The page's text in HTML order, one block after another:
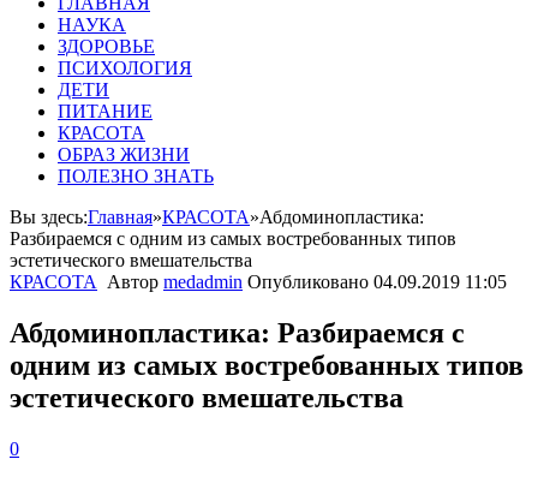
НАУКА
ЗДОРОВЬЕ
ПСИХОЛОГИЯ
ДЕТИ
ПИТАНИЕ
КРАСОТА
ОБРАЗ ЖИЗНИ
ПОЛЕЗНО ЗНАТЬ
Вы здесь:Главная»КРАСОТА»Абдоминопластика:
Разбираемся с одним из самых востребованных типов
эстетического вмешательства
КРАСОТА
Автор medadmin Опубликовано 04.09.2019 11:05
Абдоминопластика: Разбираемся с
одним из самых востребованных типов
эстетического вмешательства
0